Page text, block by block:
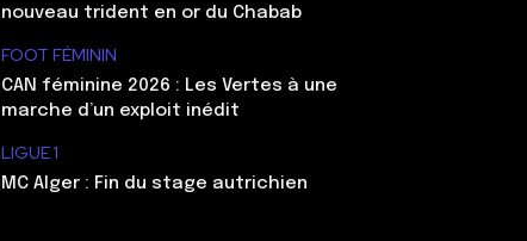
nouveau trident en or du Chabab
FOOT FÉMININ
CAN féminine 2026 : Les Vertes à une
marche d’un exploit inédit
LIGUE 1
MC Alger : Fin du stage autrichien